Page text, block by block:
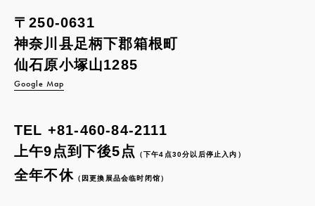
〒250-0631
神奈川县足柄下郡箱根町
仙石原小塚山1285
Google Map
TEL +81-460-84-2111
上午9点到下後5点
（下午4点30分以后停止入内）
全年不休（因更換展品会临时闭馆）